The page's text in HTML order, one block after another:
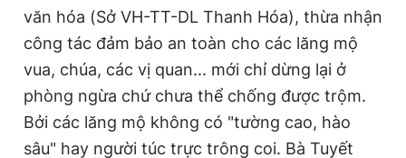
văn hóa (Sở VH-TT-DL Thanh Hóa), thừa nhận
công tác đảm bảo an toàn cho các lăng mộ
vua, chúa, các vị quan... mới chỉ dừng lại ở
phòng ngừa chứ chưa thể chống được trộm.
Bởi các lăng mộ không có "tường cao, hào
sâu" hay người túc trực trông coi. Bà Tuyết